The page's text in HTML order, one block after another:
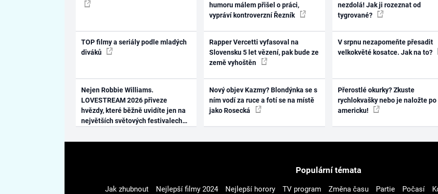
TOP filmy a seriály podle mladých
diváků
Nejen Robbie Williams.
LOVESTREAM 2026 přiveze
hvězdy, které běžně uvidíte jen na
největších světových festivalech
humoru málem přišel o práci,
vypráví kontroverzní Řezník
Rapper Vercetti vyfasoval na
Slovensku 5 let vězení, pak bude ze
země vyhoštěn
Nový objev Kazmy? Blondýnka se s
ním vodí za ruce a fotí se na místě
jako Rosecká
nezdolá! Jak ji rozeznat od
tygrované?
V srpnu nezapomeňte přesadit
velkokvěté kosatce. Jak na to?
Přerostlé okurky? Zkuste
rychlokvašky nebo je naložte po
americku!
Populární témata
Jak zhubnout Nejlepší filmy 2024 Nejlepší horory TV program Změna času Partie Počasí